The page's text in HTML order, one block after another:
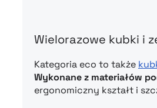
Wielorazowe kubki i
Kategoria eco to także
Wykonane z materiałów
ergonomiczny kształt i